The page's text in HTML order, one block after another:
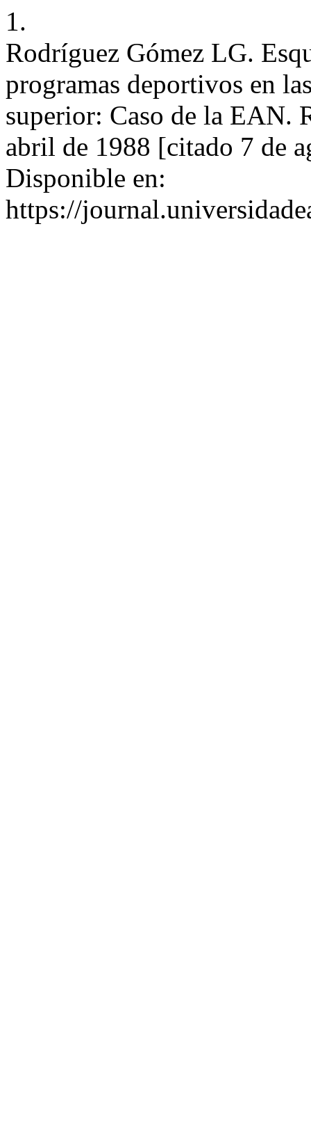
1.
Rodríguez Gómez LG.
programas deportivos en
superior: Caso de la EAN.
abril de 1988 [citado 7 de
Disponible en:
https://